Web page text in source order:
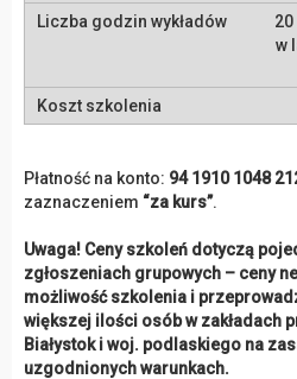
w
Płatność na konto: 94 1910 1048
zaznaczeniem “za kurs”.
Uwaga! Ceny szkoleń dotyczą
zgłoszeniach grupowych – ceny
możliwość szkolenia i
większej ilości osób w zakładach
Białystok i woj. podlaskiego na
uzgodnionych warunkach.